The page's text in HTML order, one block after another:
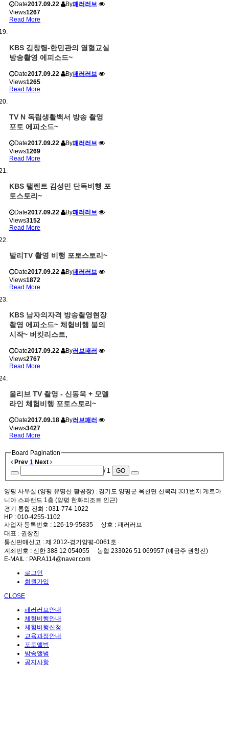
Date2017.09.22 By패러러브
Views1267
Read More
KBS 김창렬-한민관의 열혈교실
방송촬영 에피소드~
Date2017.09.22 By패러러브
Views1265
Read More
TV N 독립생활백서 방송 촬영
포토 에피소드~
Date2017.09.22 By패러러브
Views1269
Read More
KBS 탤렌트 김성민 단독비행 포
토스토리~
Date2017.09.22 By패러러브
Views3152
Read More
발리TV 촬영 비행 포토스토리~
Date2017.09.22 By패러러브
Views1872
Read More
KBS 남자의자격 방송촬영현장
촬영 에피소드~ 체험비행 붐의
시작~ 버킷리스트,
Date2017.09.22 By러브패러
Views2767
Read More
올리브 TV 촬영 - 신동욱 + 모델
라인 체험비행 포토스토리~
Date2017.09.18 By러브패러
Views3427
Read More
Board Pagination
Prev 1 Next
/ 1
GO
양평 사무실 (양평 유명산 활공장) : 경기도 양평군 옥천면 신복리 331번지 게르마
니아 스파랜드 1층 (양평 한화리조트 인근)
경기 통합 전화 : 031-774-1022
HP : 010-4255-1102
사업자 등록번호 : 126-19-95835 상호 : 패러러브
대표 : 권창진
통신판매신고 : 제 2012-경기양평-0061호
계좌번호 : 신한 388 12 054055 농협 233026 51 069957 (예금주 권창진)
E-MAIL : PARA114@naver.com
로그인
회원가입
CLOSE
패러러브안내
체험비행안내
체험비행신청
교육과정안내
포토앨범
방송앨범
공지사항